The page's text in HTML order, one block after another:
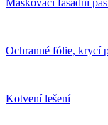
Maskovací fasádní
Ochranné fólie, krycí
Kotvení lešení